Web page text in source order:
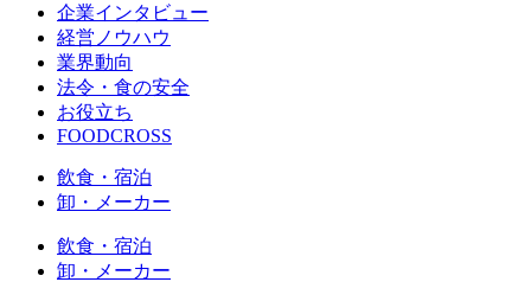
企業インタビュー
経営ノウハウ
業界動向
法令・食の安全
お役立ち
FOODCROSS
飲食・宿泊
卸・メーカー
飲食・宿泊
卸・メーカー